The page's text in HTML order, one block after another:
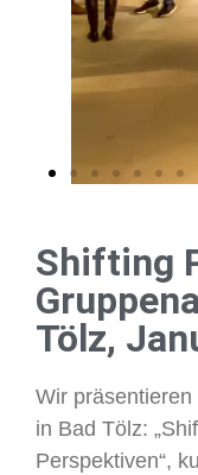
Shifting
Tölz,
Wir
in Bad Tölz:
Perspektiven“,